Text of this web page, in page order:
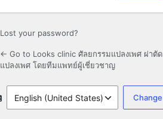
Lost your password?
← Go to Looks clinic ศัลยกรรมแปลงเพศ ผ่าตัด
แปลงเพศ โดยทีมแพทย์ผู้เชี่ยวชาญ
Language